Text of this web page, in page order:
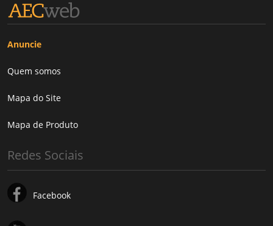
Anuncie
Quem somos
Mapa do Site
Mapa de Produto
Redes Sociais
Facebook